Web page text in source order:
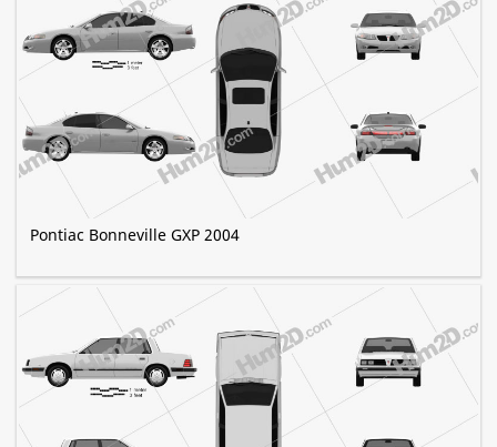
Pontiac Bonneville GXP 2004